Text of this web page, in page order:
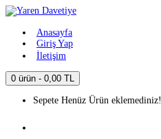
Anasayfa
Giriş Yap
İletişim
0 ürün - 0,00 TL
Sepete Henüz Ürün eklemediniz!